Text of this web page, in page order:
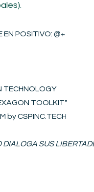
EN POSITIVO​: @+
TECHNOLOGY
TOOLKIT"
by CSPINC.TECH
SUS